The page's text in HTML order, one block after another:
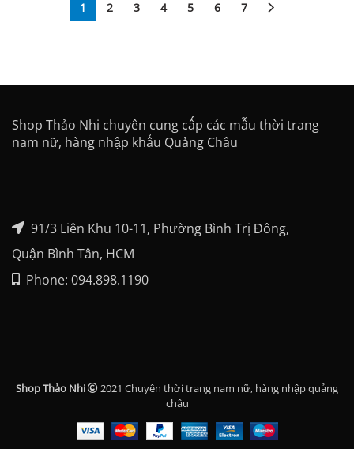
1 2 3 4 5 6 7
Shop Thảo Nhi chuyên cung cấp các mẫu thời trang
nam nữ, hàng nhập khẩu Quảng Châu
91/3 Liên Khu 10-11, Phường Bình Trị Đông,
Quận Bình Tân, HCM
Phone: 094.898.1190
Shop Thảo Nhi
2021 Chuyên thời trang nam nữ, hàng nhập quảng
châu